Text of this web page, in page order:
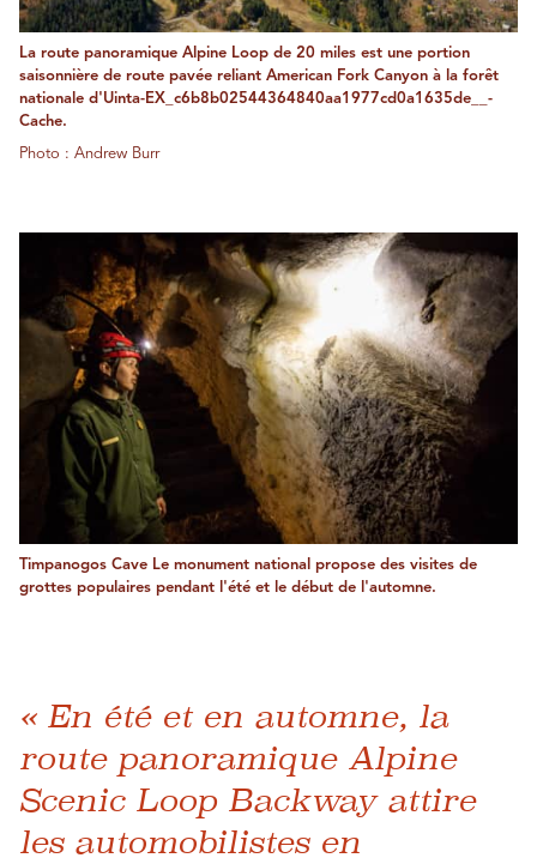
La route panoramique Alpine Loop de 20 miles est une portion
saisonnière de route pavée reliant American Fork Canyon à la forêt
nationale d'Uinta-EX_c6b8b02544364840aa1977cd0a1635de__-
Cache.
Photo : Andrew Burr
Timpanogos Cave Le monument national propose des visites de
grottes populaires pendant l'été et le début de l'automne.
« En été et en automne, la
route panoramique Alpine
Scenic Loop Backway attire
les automobilistes en